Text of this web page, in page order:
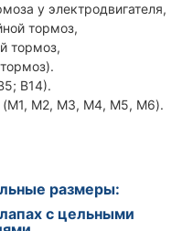
у электродвигателя,
тормоз,
тормоз,
В14).
M2, M3, M4, M5, M6).
размеры:
с цельными